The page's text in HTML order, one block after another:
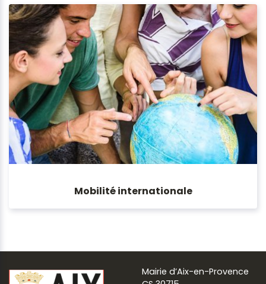
Mobilité internationale
Mairie d’Aix-en-Provence